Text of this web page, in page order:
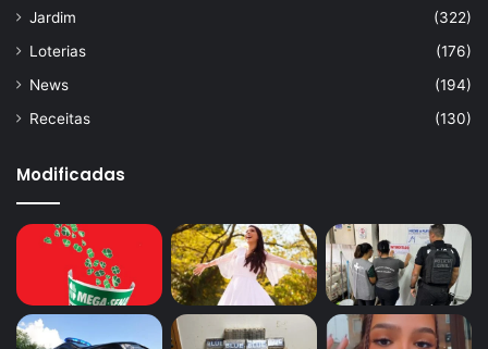
Jardim
(322)
Loterias
(176)
News
(194)
Receitas
(130)
Modificadas